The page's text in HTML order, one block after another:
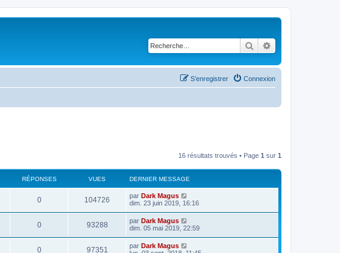
Rechercher
Connexion
S’enregistrer
16 résultats trouvés • Page 1 sur 1
RÉPONSES VUES DERNIER MESSAGE
0 104726 par Dark Magus
dim. 23 juin 2019, 16:16
0 93288 par Dark Magus
dim. 05 mai 2019, 22:59
0 97351 par Dark Magus